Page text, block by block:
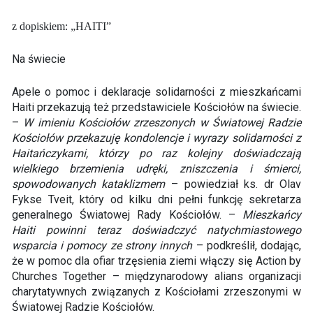
z dopiskiem: „HAITI”
Na świecie
Apele o pomoc i deklaracje solidarności z mieszkańcami
Haiti przekazują też przedstawiciele Kościołów na świecie.
– W imieniu Kościołów zrzeszonych w Światowej Radzie
Kościołów przekazuję kondolencje i wyrazy solidarności z
Haitańczykami, którzy po raz kolejny doświadczają
wielkiego brzemienia udręki, zniszczenia i śmierci,
spowodowanych kataklizmem– powiedział ks. dr Olav
Fykse Tveit, który od kilku dni pełni funkcję sekretarza
generalnego Światowej Rady Kościołów. – Mieszkańcy
Haiti powinni teraz doświadczyć natychmiastowego
wsparcia i pomocy ze strony innych– podkreślił, dodając,
że w pomoc dla ofiar trzęsienia ziemi włączy się Action by
Churches Together – międzynarodowy alians organizacji
charytatywnych związanych z Kościołami zrzeszonymi w
Światowej Radzie Kościołów.